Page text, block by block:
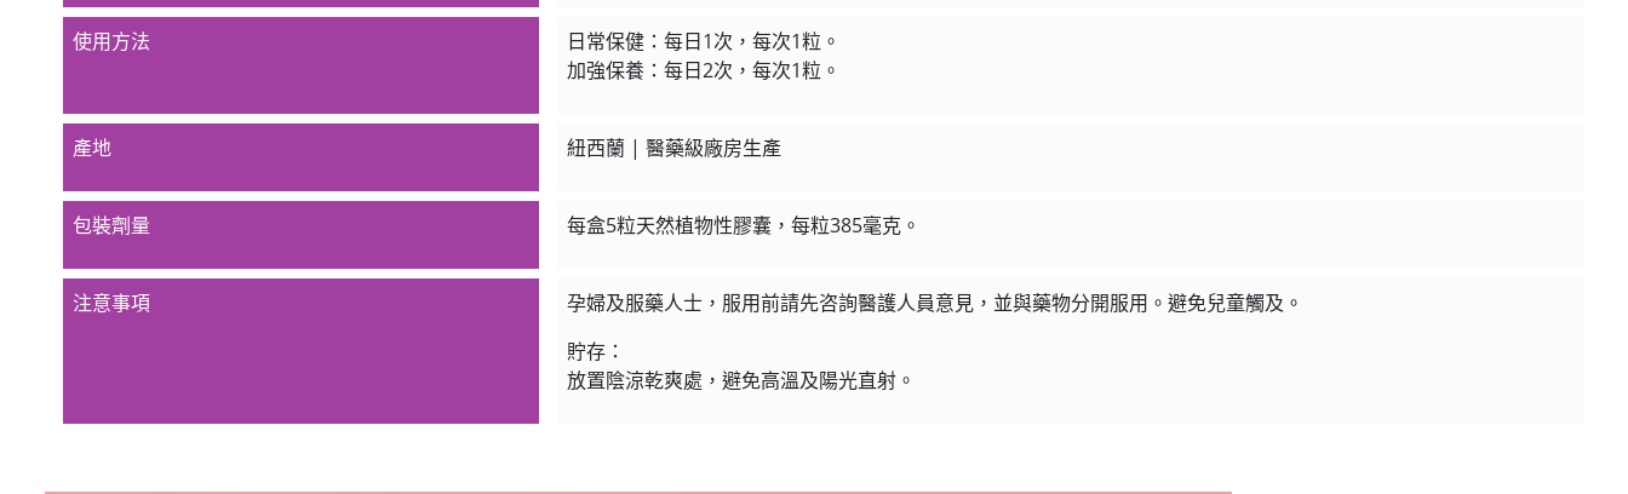
使用方法
日常保健：每日1次，每次1粒。
加強保養：每日2次，每次1粒。
產地 紐西蘭 | 醫藥級廠房生產
包裝劑量 每盒5粒天然植物性膠囊，每粒385毫克。
注意事項
孕婦及服藥人士，服用前請先咨詢醫護人員意見，並與藥物分開服用。避免兒童觸及。
貯存：
放置陰涼乾爽處，避免高溫及陽光直射。